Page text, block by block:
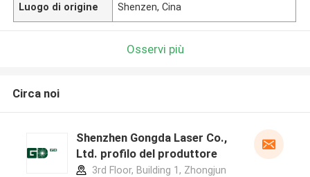
Luogo di origine Shenzen, Cina
Osservi più
Circa noi
Shenzhen Gongda Laser Co.,
Ltd. profilo del produttore
3rd Floor, Building 1, Zhongjun